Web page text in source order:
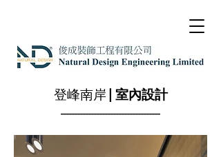
登峰南岸 | 室內設計
------------------------------------